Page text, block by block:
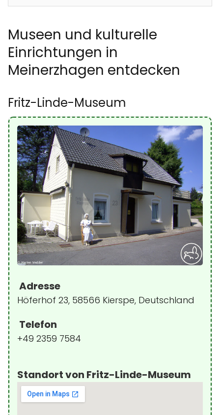
Museen und kulturelle
Einrichtungen in
Meinerzhagen entdecken
Fritz-Linde-Museum
Adresse
Höferhof 23, 58566 Kierspe, Deutschland
Telefon
+49 2359 7584
Standort von Fritz-Linde-Museum